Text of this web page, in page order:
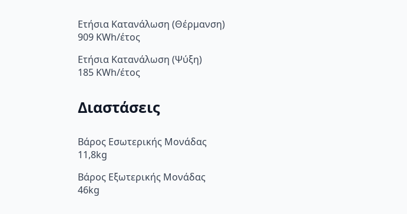
Ετήσια Κατανάλωση (Θέρμανση)
909 KWh/έτος
Ετήσια Κατανάλωση (Ψύξη)
185 KWh/έτος
Διαστάσεις
Βάρος Εσωτερικής Μονάδας
11,8kg
Βάρος Εξωτερικής Μονάδας
46kg